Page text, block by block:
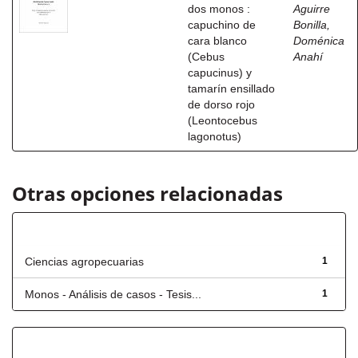
dos monos :
capuchino de
cara blanco
(Cebus
capucinus) y
tamarín ensillado
de dorso rojo
(Leontocebus
lagonotus)
Aguirre
Bonilla,
Doménica
Anahí
Otras opciones relacionadas
1
Ciencias agropecuarias
1
Monos - Análisis de casos - Tesis...